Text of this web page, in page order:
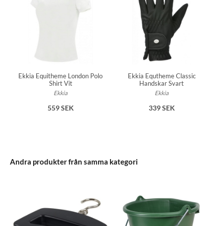
Ekkia Equitheme London Polo
Shirt Vit
Ekkia
559 SEK
Ekkia Equtheme Classic
Handskar Svart
Ekkia
339 SEK
Andra produkter från samma kategori